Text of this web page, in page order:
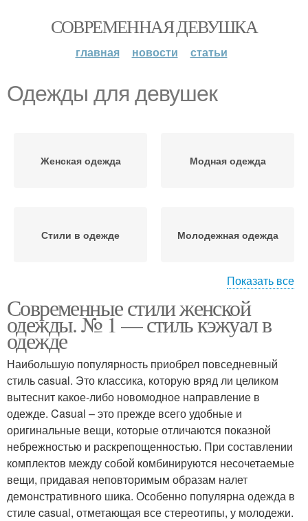
СОВРЕМЕННАЯ ДЕВУШКА
главная новости статьи
Одежды для девушек
Женская одежда Модная одежда
Стили в одежде Молодежная одежда
Стиль в одежде Брюк для девушек
Одежда для
миниатюрных девушек
Зимняя одежда
Одежда для женщин
Пальто для невысоких
девушек
Показать все
Современные стили женской
одежды. № 1 — стиль кэжуал в
одежде
Наибольшую популярность приобрел повседневный
стиль casual. Это классика, которую вряд ли целиком
вытеснит какое-либо новомодное направление в
одежде. Casual – это прежде всего удобные и
оригинальные вещи, которые отличаются показной
небрежностью и раскрепощенностью. При составлении
комплектов между собой комбинируются несочетаемые
вещи, придавая неповторимым образам налет
демонстративного шика. Особенно популярна одежда в
стиле casual, отметающая все стереотипы, у молодежи.